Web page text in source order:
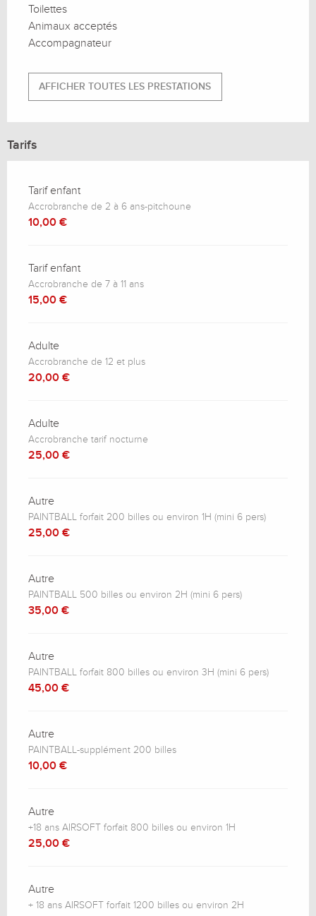
Toilettes
Animaux acceptés
Accompagnateur
AFFICHER TOUTES LES PRESTATIONS
Tarifs
Tarif enfant
Accrobranche de 2 à 6 ans-pitchoune
10,00 €
Tarif enfant
Accrobranche de 7 à 11 ans
15,00 €
Adulte
Accrobranche de 12 et plus
20,00 €
Adulte
Accrobranche tarif nocturne
25,00 €
Autre
PAINTBALL forfait 200 billes ou environ 1H (mini 6 pers)
25,00 €
Autre
PAINTBALL 500 billes ou environ 2H (mini 6 pers)
35,00 €
Autre
PAINTBALL forfait 800 billes ou environ 3H (mini 6 pers)
45,00 €
Autre
PAINTBALL-supplément 200 billes
10,00 €
Autre
+18 ans AIRSOFT forfait 800 billes ou environ 1H
25,00 €
Autre
+ 18 ans AIRSOFT forfait 1200 billes ou environ 2H